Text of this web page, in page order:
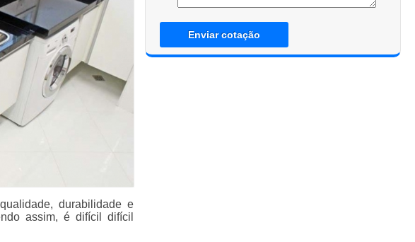
durabilidade e
assim, é difícil difícil
Enviar cotação